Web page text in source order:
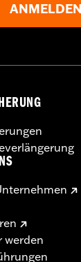
ANMELDEN
werden